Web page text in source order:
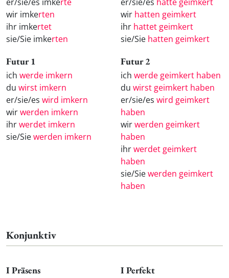
wir imkerten
ihr imkertet
sie/Sie imkerten
wir hatten geimkert
ihr hattet geimkert
sie/Sie hatten geimkert
Futur 1
ich werde imkern
du wirst imkern
er/sie/es wird imkern
wirwerden imkern
ihrwerdet imkern
sie/Siewerden imkern
Futur 2
ich werde geimkert haben
du wirst geimkert haben
er/sie/es wird geimkert
haben
wirwerden geimkert
haben
ihrwerdet geimkert
haben
sie/Siewerden geimkert
haben
Konjunktiv
I Präsens I Perfekt